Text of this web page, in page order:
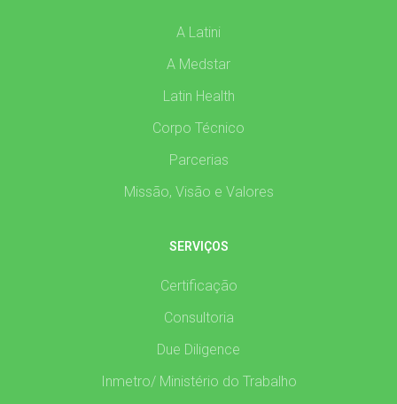
A Latini
A Medstar
Latin Health
Corpo Técnico
Parcerias
Missão, Visão e Valores
SERVIÇOS
Certificação
Consultoria
Due Diligence
Inmetro/ Ministério do Trabalho